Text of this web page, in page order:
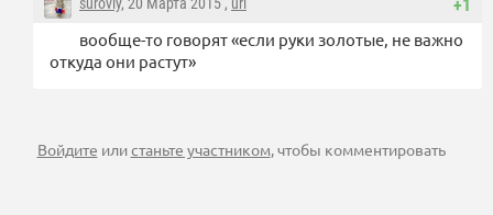
+1
suroviy, 20 Марта 2015 , url
вообще-то говорят «если руки золотые, не важно
откуда они растут»
Войдите илистаньте участником, чтобы комментировать